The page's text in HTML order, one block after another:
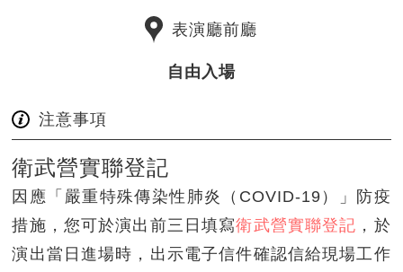
表演廳前廳
自由入場
注意事項
衛武營實聯登記
因應「嚴重特殊傳染性肺炎（COVID-19）」防疫
措施，您可於演出前三日填寫衛武營實聯登記 ，於
演出當日進場時，出示電子信件確認信給現場工作